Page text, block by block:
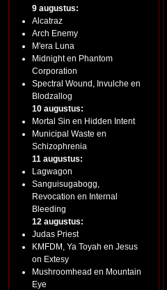
9 augustus:
Alcatraz
Arch Enemy
M'era Luna
Midnight en Phantom
Corporation
Spectral Wound, Invulche en
Blodzallog
10 augustus:
Mortal Sin en Hidden Intent
Municipal Waste en
Schizophrenia
11 augustus:
Lagwagon
Sanguisugabogg,
Revocation en Internal
Bleeding
12 augustus:
Judas Priest
KMFDM, Ya Toyah en Jesus
on Extesy
Mushroomhead en Mountain
Eye